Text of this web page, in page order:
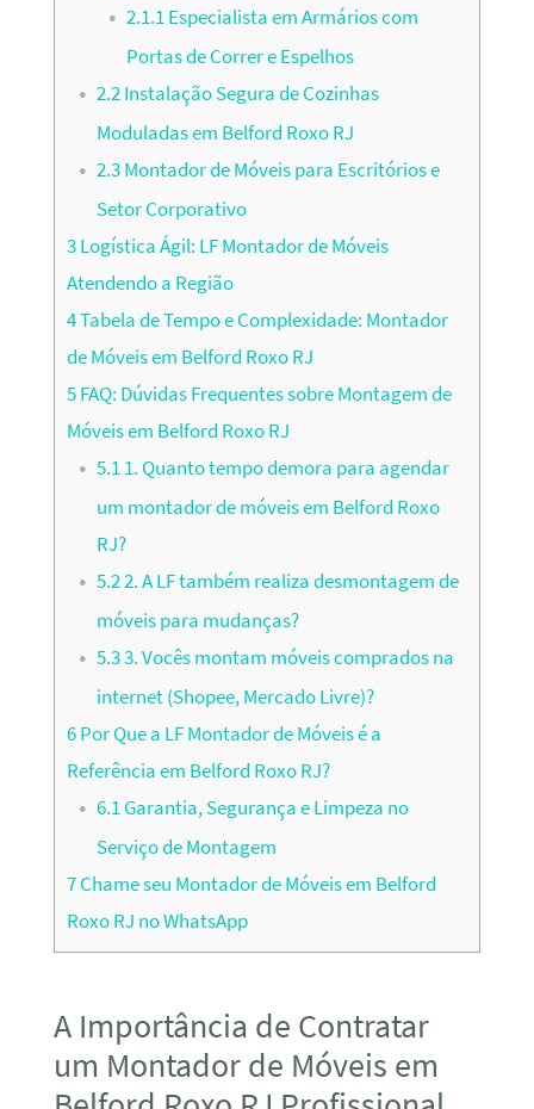
2.1.1Especialista em Armários com
Portas de Correr e Espelhos
2.2Instalação Segura de Cozinhas
Moduladas em Belford Roxo RJ
2.3Montador de Móveis para Escritórios e
Setor Corporativo
3Logística Ágil: LF Montador de Móveis
Atendendo a Região
4Tabela de Tempo e Complexidade: Montador
de Móveis em Belford Roxo RJ
5FAQ: Dúvidas Frequentes sobre Montagem de
Móveis em Belford Roxo RJ
5.11. Quanto tempo demora para agendar
um montador de móveis em Belford Roxo
RJ?
5.22. A LF também realiza desmontagem de
móveis para mudanças?
5.33. Vocês montam móveis comprados na
internet (Shopee, Mercado Livre)?
6Por Que a LF Montador de Móveis é a
Referência em Belford Roxo RJ?
6.1Garantia, Segurança e Limpeza no
Serviço de Montagem
7Chame seu Montador de Móveis em Belford
Roxo RJ no WhatsApp
A Importância de Contratar
um Montador de Móveis em